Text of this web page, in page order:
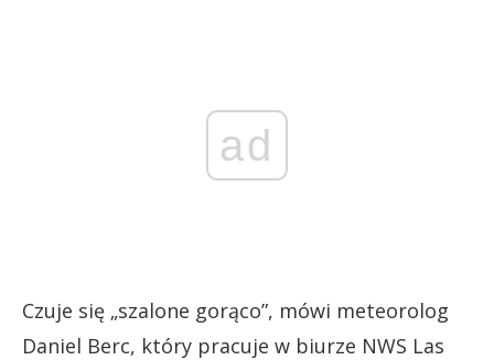
ad
Czuje się „szalone gorąco”, mówi meteorolog
Daniel Berc, który pracuje w biurze NWS Las